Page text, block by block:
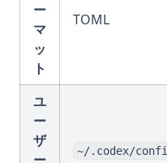
ー
マ
ッ
ト
TOML
ユ
ー
ザ
~/.codex/